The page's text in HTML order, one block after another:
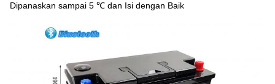
Dipanaskan sampai 5 ℃ dan Isi dengan Baik